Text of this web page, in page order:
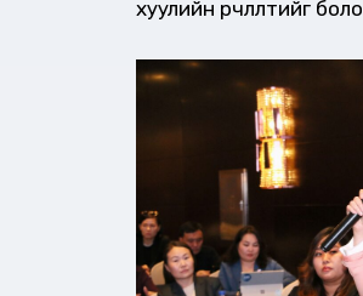
хуулийн өөрчлөлтийг